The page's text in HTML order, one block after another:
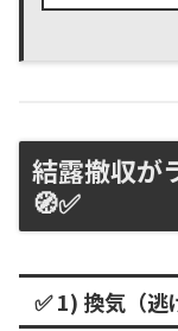
結露撤収が
🧭✅
✅ 1) 換気（逃